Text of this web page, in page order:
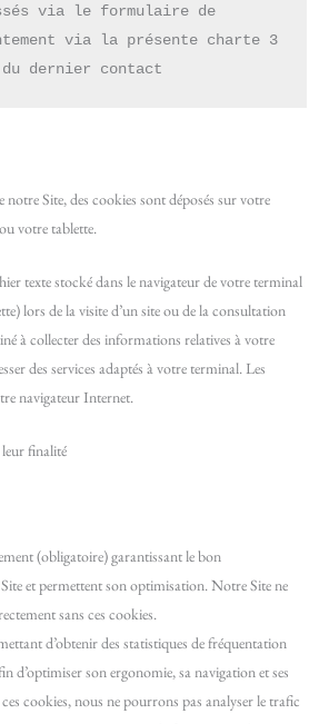
via le formulaire de
via la présente charte 3
du dernier contact
Site, des cookies sont déposés sur votre
votre tablette.
texte stocké dans le navigateur de votre terminal
lors de la visite d’un site ou de la consultation
à collecter des informations relatives à votre
des services adaptés à votre terminal. Les
navigateur Internet.
leur finalité
(obligatoire) garantissant le bon
et permettent son optimisation. Notre Site ne
sans ces cookies.
d’obtenir des statistiques de fréquentation
d’optimiser son ergonomie, sa navigation et ses
cookies, nous ne pourrons pas analyser le trafic